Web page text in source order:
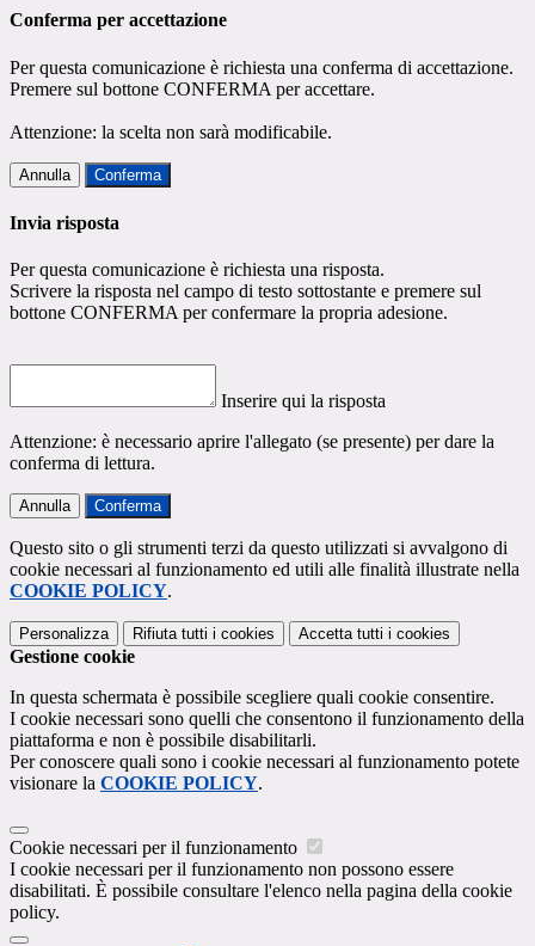
Conferma per accettazione
Per questa comunicazione è richiesta una conferma di accettazione.
Premere sul bottone CONFERMA per accettare.
Attenzione: la scelta non sarà modificabile.
Annulla Conferma
Invia risposta
Per questa comunicazione è richiesta una risposta.
Scrivere la risposta nel campo di testo sottostante e premere sul
bottone CONFERMA per confermare la propria adesione.
Inserire qui la risposta
Attenzione: è necessario aprire l'allegato (se presente) per dare la
conferma di lettura.
Annulla Conferma
Questo sito o gli strumenti terzi da questo utilizzati si avvalgono di
cookie necessari al funzionamento ed utili alle finalità illustrate nella
COOKIE POLICY.
Personalizza Rifiuta tutti i cookies Accetta tutti i cookies
Gestione cookie
In questa schermata è possibile scegliere quali cookie consentire.
I cookie necessari sono quelli che consentono il funzionamento della
piattaforma e non è possibile disabilitarli.
Per conoscere quali sono i cookie necessari al funzionamento potete
visionare la COOKIE POLICY.
Cookie necessari per il funzionamento
I cookie necessari per il funzionamento non possono essere
disabilitati. È possibile consultare l'elenco nella pagina della cookie
policy.